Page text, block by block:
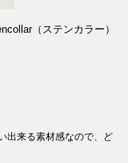
（ステンカラー）
出来る素材感なので、ど